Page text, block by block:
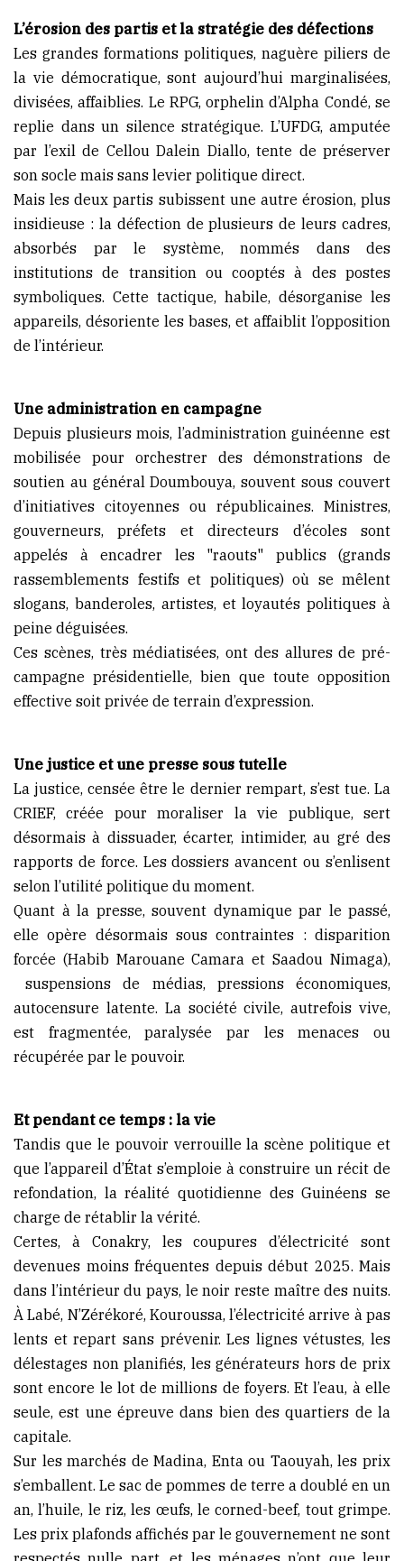
L’érosion des partis et la stratégie des défections
Les grandes formations politiques, naguère piliers de
la vie démocratique, sont aujourd’hui marginalisées,
divisées, affaiblies. Le RPG, orphelin d’Alpha Condé, se
replie dans un silence stratégique. L’UFDG, amputée
par l’exil de Cellou Dalein Diallo, tente de préserver
son socle mais sans levier politique direct.
Mais les deux partis subissent une autre érosion, plus
insidieuse : la défection de plusieurs de leurs cadres,
absorbés par le système, nommés dans des
institutions de transition ou cooptés à des postes
symboliques. Cette tactique, habile, désorganise les
appareils, désoriente les bases, et affaiblit l’opposition
de l’intérieur.
Une administration en campagne
Depuis plusieurs mois, l’administration guinéenne est
mobilisée pour orchestrer des démonstrations de
soutien au général Doumbouya, souvent sous couvert
d’initiatives citoyennes ou républicaines. Ministres,
gouverneurs, préfets et directeurs d’écoles sont
appelés à encadrer les "raouts" publics (grands
rassemblements festifs et politiques) où se mêlent
slogans, banderoles, artistes, et loyautés politiques à
peine déguisées.
Ces scènes, très médiatisées, ont des allures de pré-
campagne présidentielle, bien que toute opposition
effective soit privée de terrain d’expression.
Une justice et une presse sous tutelle
La justice, censée être le dernier rempart, s’est tue. La
CRIEF, créée pour moraliser la vie publique, sert
désormais à dissuader, écarter, intimider, au gré des
rapports de force. Les dossiers avancent ou s’enlisent
selon l’utilité politique du moment.
Quant à la presse, souvent dynamique par le passé,
elle opère désormais sous contraintes : disparition
forcée (Habib Marouane Camara et Saadou Nimaga),
suspensions de médias, pressions économiques,
autocensure latente. La société civile, autrefois vive,
est fragmentée, paralysée par les menaces ou
récupérée par le pouvoir.
Et pendant ce temps : la vie
Tandis que le pouvoir verrouille la scène politique et
que l’appareil d’État s’emploie à construire un récit de
refondation, la réalité quotidienne des Guinéens se
charge de rétablir la vérité.
Certes, à Conakry, les coupures d’électricité sont
devenues moins fréquentes depuis début 2025. Mais
dans l’intérieur du pays, le noir reste maître des nuits.
À Labé, N’Zérékoré, Kouroussa, l’électricité arrive à pas
lents et repart sans prévenir. Les lignes vétustes, les
délestages non planifiés, les générateurs hors de prix
sont encore le lot de millions de foyers. Et l’eau, à elle
seule, est une épreuve dans bien des quartiers de la
capitale.
Sur les marchés de Madina, Enta ou Taouyah, les prix
s’emballent. Le sac de pommes de terre a doublé en un
an, l’huile, le riz, les œufs, le corned-beef, tout grimpe.
Les prix plafonds affichés par le gouvernement ne sont